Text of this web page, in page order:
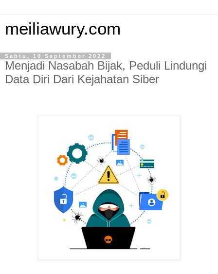
meiliawury.com
Sabtu, 10 September 2022
Menjadi Nasabah Bijak, Peduli Lindungi
Data Diri Dari Kejahatan Siber